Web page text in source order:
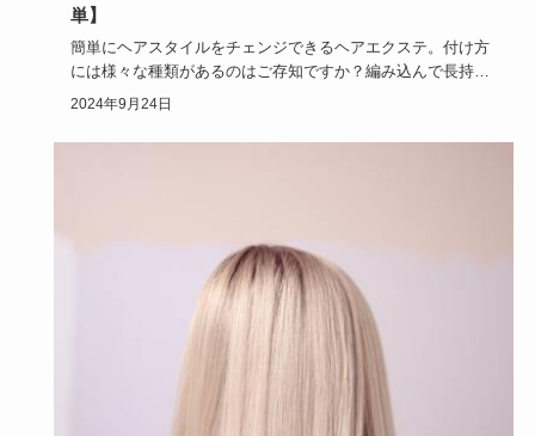
単】
簡単にヘアスタイルをチェンジできるヘアエクステ。付け方
には様々な種類があるのはご存知ですか？編み込んで長持ち
する付け方もあ…
2024年9月24日